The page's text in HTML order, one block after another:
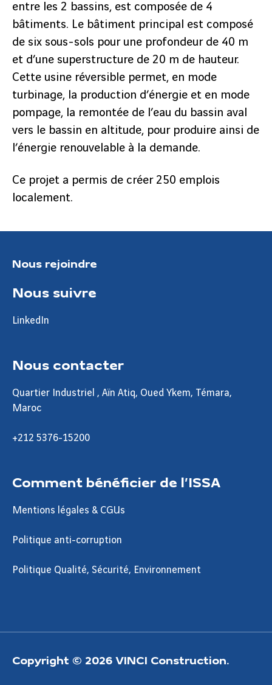
entre les 2 bassins, est composée de 4
bâtiments. Le bâtiment principal est composé
de six sous-sols pour une profondeur de 40 m
et d’une superstructure de 20 m de hauteur.
Cette usine réversible permet, en mode
turbinage, la production d’énergie et en mode
pompage, la remontée de l’eau du bassin aval
vers le bassin en altitude, pour produire ainsi de
l’énergie renouvelable à la demande.
Ce projet a permis de créer 250 emplois
localement.
Nous rejoindre
Nous suivre
LinkedIn
Nous contacter
Quartier Industriel , Aïn Atiq, Oued Ykem, Témara,
Maroc
+212 5376-15200
Comment bénéficier de l’ISSA
Mentions légales & CGUs
Politique anti-corruption
Politique Qualité, Sécurité, Environnement
Copyright © 2026 VINCI Construction.